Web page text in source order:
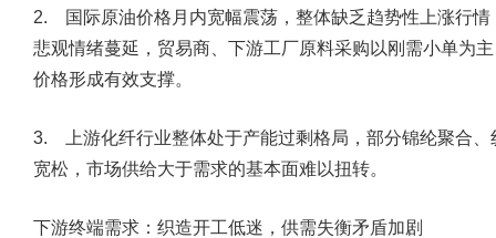
2. 国际原油价格月内宽幅震荡，整体缺乏趋势性上涨行
悲观情绪蔓延，贸易商、下游工厂原料采购以刚需小单为
价格形成有效支撑。
3. 上游化纤行业整体处于产能过剩格局，部分锦纶聚合
宽松，市场供给大于需求的基本面难以扭转。
下游终端需求：织造开工低迷，供需失衡矛盾加剧